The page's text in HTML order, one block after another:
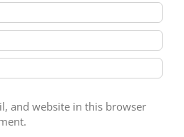
and website in this browser